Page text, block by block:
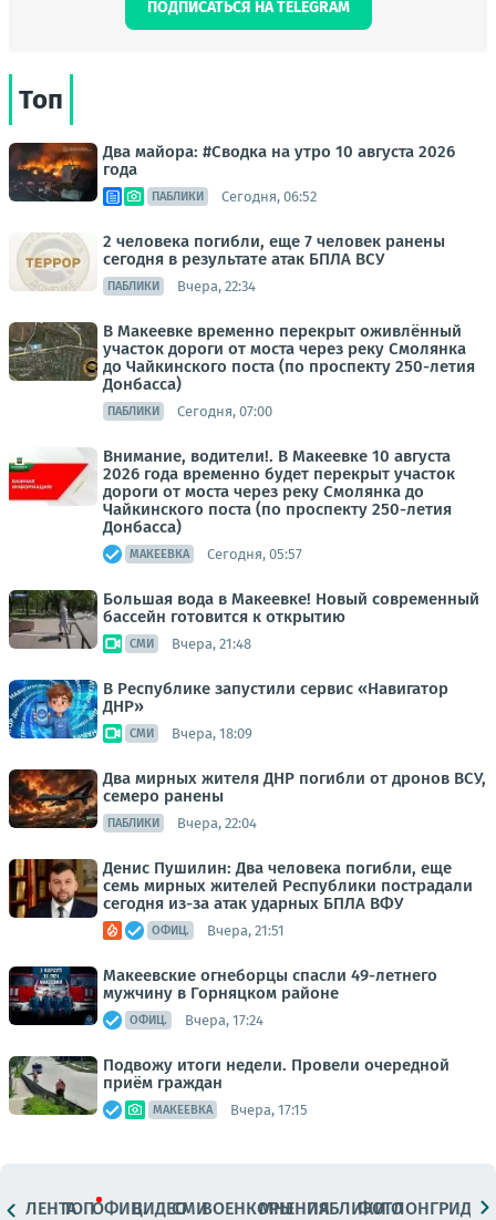
ПОДПИСАТЬСЯ НА TELEGRAM
Топ
Два майора: #Сводка на утро 10 августа 2026
года
ПАБЛИКИ Сегодня, 06:52
2 человека погибли, еще 7 человек ранены
сегодня в результате атак БПЛА ВСУ
ПАБЛИКИ Вчера, 22:34
В Макеевке временно перекрыт оживлённый
участок дороги от моста через реку Смолянка
до Чайкинского поста (по проспекту 250-летия
Донбасса)
ПАБЛИКИ Сегодня, 07:00
Внимание, водители!. В Макеевке 10 августа
2026 года временно будет перекрыт участок
дороги от моста через реку Смолянка до
Чайкинского поста (по проспекту 250-летия
Донбасса)
МАКЕЕВКА Сегодня, 05:57
Большая вода в Макеевке! Новый современный
бассейн готовится к открытию
СМИ Вчера, 21:48
В Республике запустили сервис «Навигатор
ДНР»
СМИ Вчера, 18:09
Два мирных жителя ДНР погибли от дронов ВСУ,
семеро ранены
ПАБЛИКИ Вчера, 22:04
Денис Пушилин: Два человека погибли, еще
семь мирных жителей Республики пострадали
сегодня из-за атак ударных БПЛА ВФУ
ОФИЦ. Вчера, 21:51
Макеевские огнеборцы спасли 49-летнего
мужчину в Горняцком районе
ОФИЦ. Вчера, 17:24
Подвожу итоги недели. Провели очередной
приём граждан
МАКЕЕВКА Вчера, 17:15
ЛЕНТАТОПОФИЦ.ВИДЕОСМИВОЕНКОРЫМНЕНИЯПАБЛИКИ
ФОТОЛОНГРИДЫ